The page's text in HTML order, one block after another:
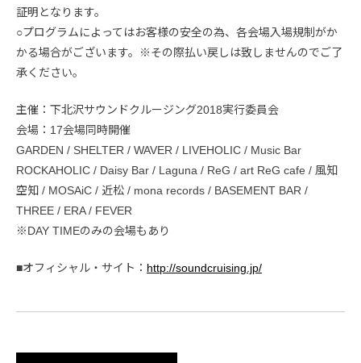
証明となります。
○プログラムによってはお客様の安全の為、各会場入場規制がか
かる場合がございます。※その際払い戻しは致しませんのでご了
承ください。
主催：下北沢サウンドクルージング2018実行委員会
会場：17会場同時開催
GARDEN / SHELTER / WAVER / LIVEHOLIC / Music Bar
ROCKAHOLIC / Daisy Bar / Laguna / ReG / art ReG cafe / 風知
空知 / MOSAiC / 近松 / mona records / BASEMENT BAR /
THREE / ERA / FEVER
※DAY TIMEのみの会場もあり
■オフィシャル・サイト： http://soundcruising.jp/